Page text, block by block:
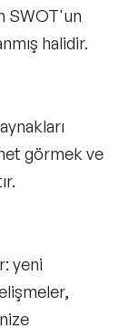
SWOT'un
halidir.
görmek ve
yeni